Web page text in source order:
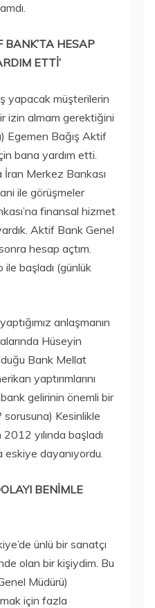
BANK’TA HESAP
ETTİ’
yapacak müşterilerin
izin almam gerektiğini
Egemen Bağış Aktif
bana yardım etti.
Merkez Bankası
ile görüşmeler
finansal hizmet
Aktif Bank Genel
hesap açtım.
başladı (günlük
anlaşmanın
Hüseyin
Bank Mellat
yaptırımlarını
gelirinin önemli bir
sorusuna) Kesinlikle
yılında başladı
eskiye dayanıyordu.
BENİMLE
ünlü bir sanatçı
olan bir kişiydim. Bu
Müdürü)
için fazla